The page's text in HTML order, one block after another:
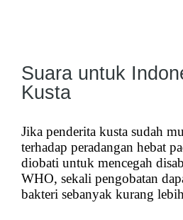
Suara untuk
Kusta
Jika penderita kusta sudah
terhadap peradangan hebat
diobati untuk mencegah
WHO, sekali pengobatan
bakteri sebanyak kurang